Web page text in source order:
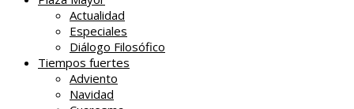
Actualidad
Especiales
Diálogo Filosófico
Tiempos fuertes
Adviento
Navidad